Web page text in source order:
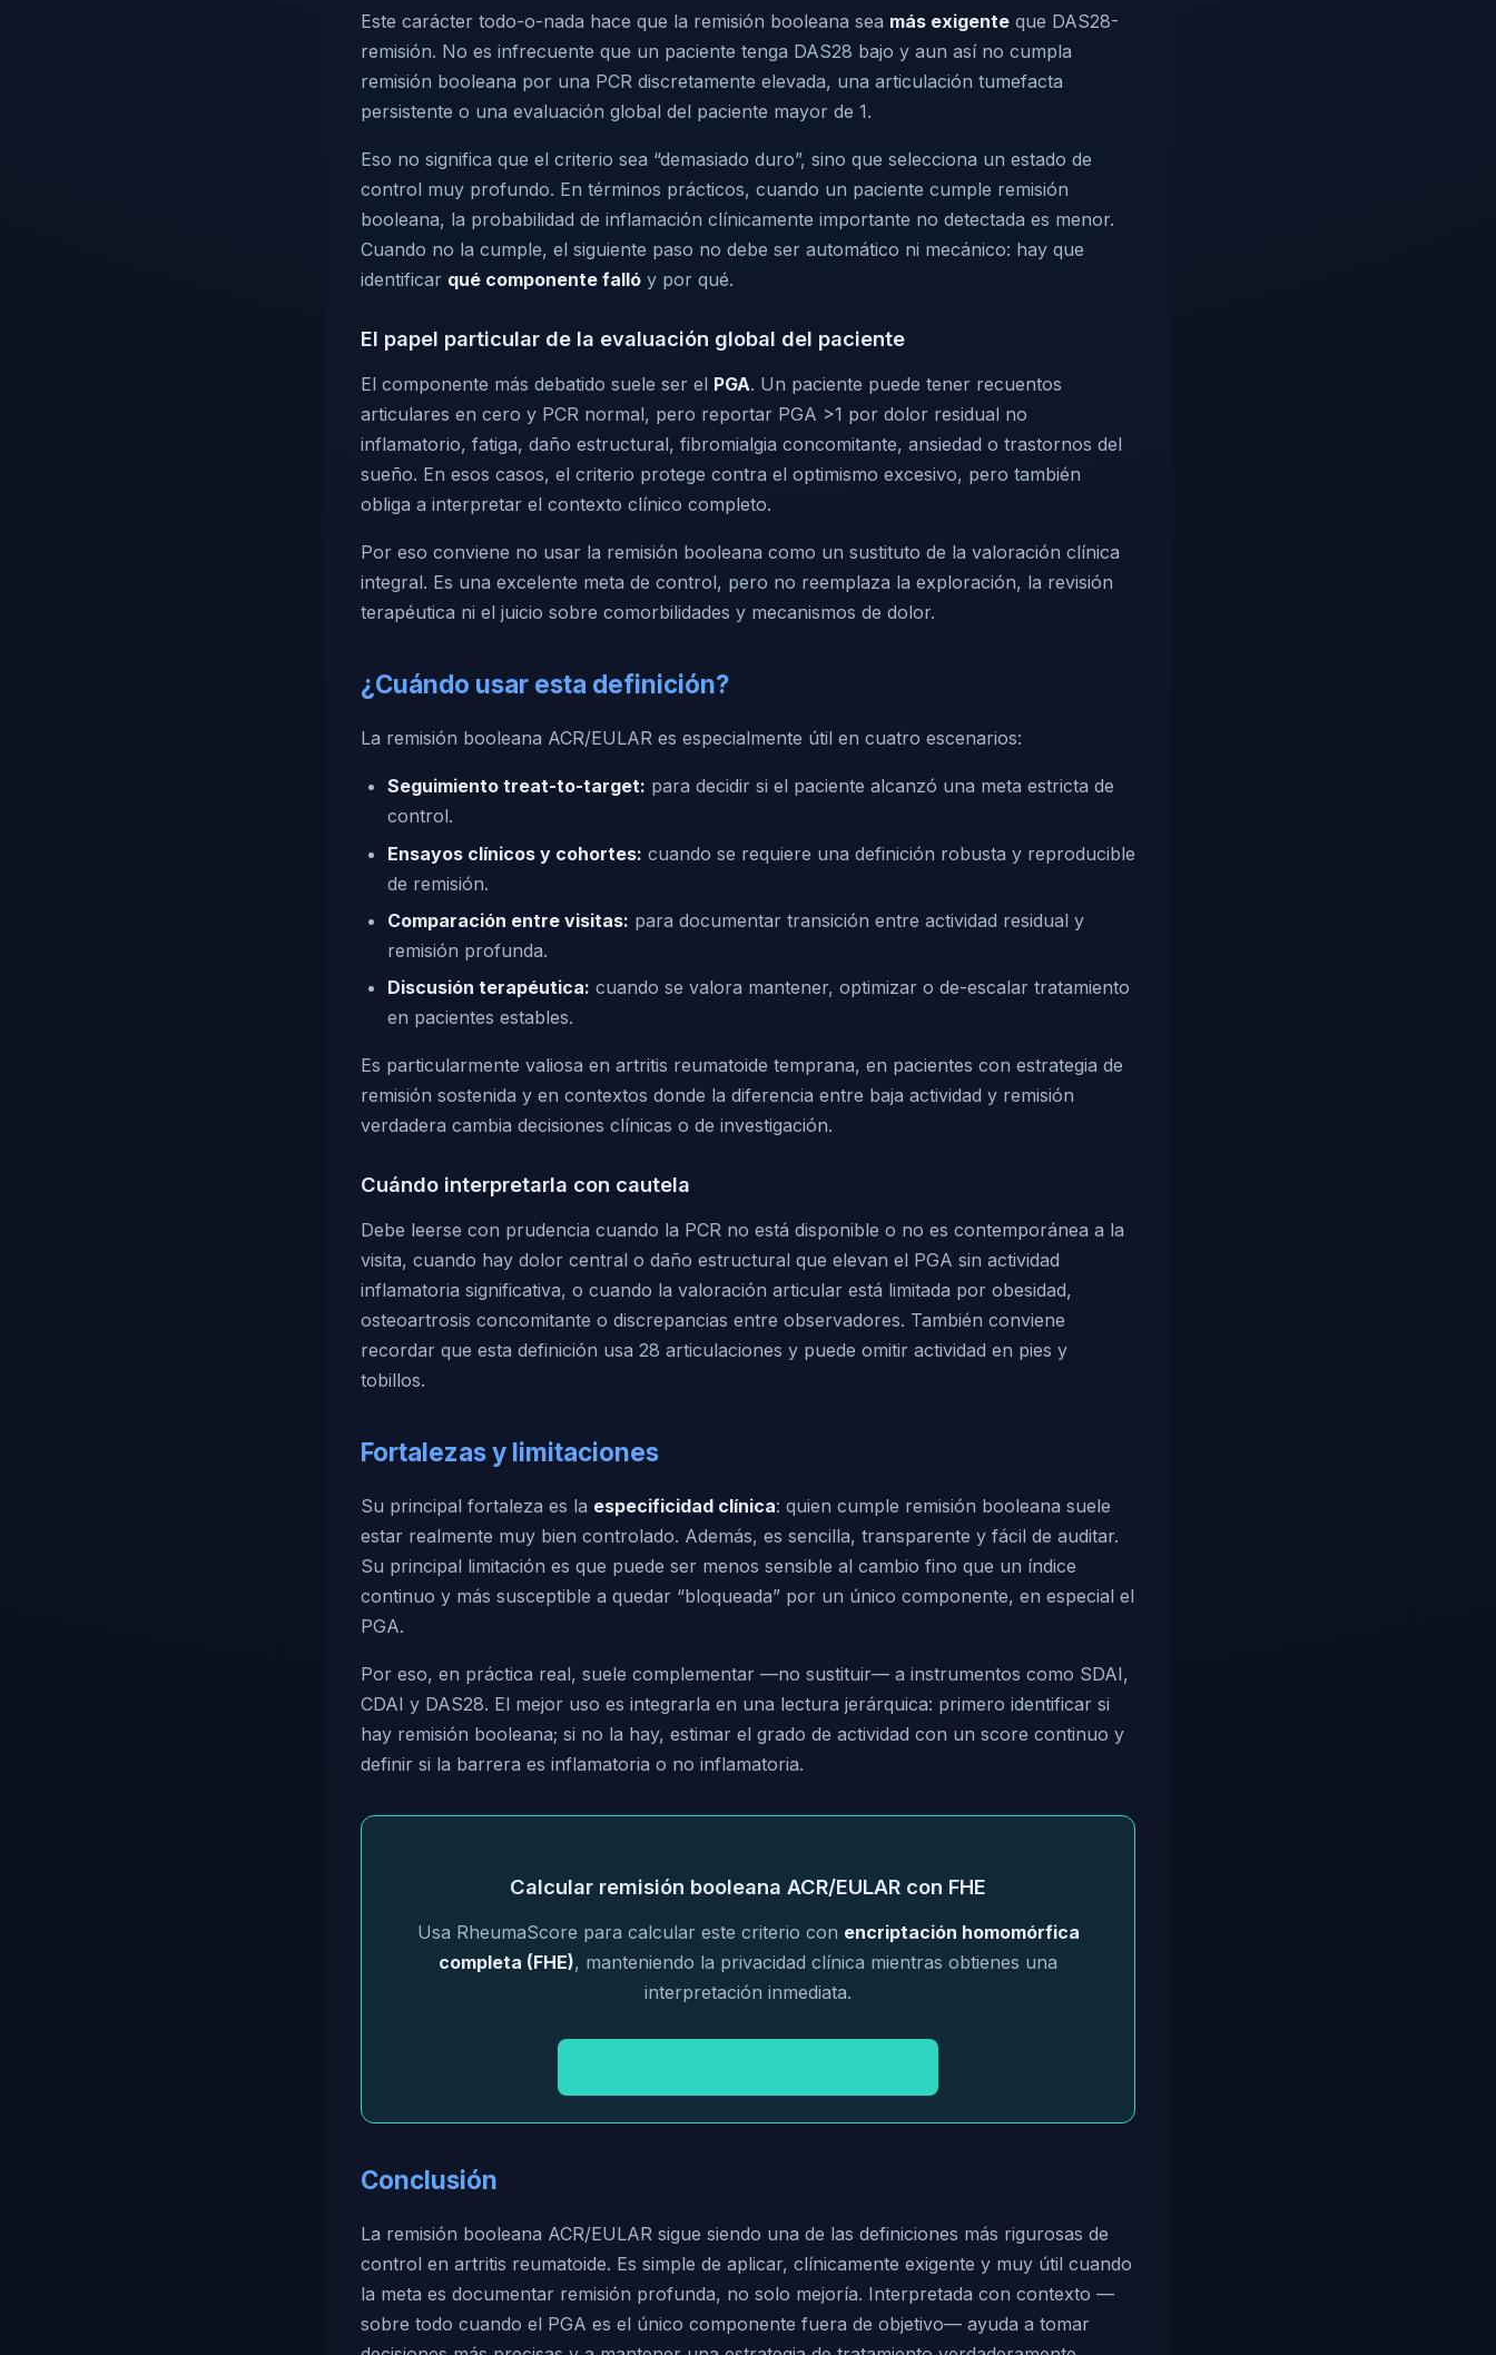
Este carácter todo-o-nada hace que la remisión booleana sea más exigente que DAS28-
remisión. No es infrecuente que un paciente tenga DAS28 bajo y aun así no cumpla
remisión booleana por una PCR discretamente elevada, una articulación tumefacta
persistente o una evaluación global del paciente mayor de 1.
Eso no significa que el criterio sea “demasiado duro”, sino que selecciona un estado de
control muy profundo. En términos prácticos, cuando un paciente cumple remisión
booleana, la probabilidad de inflamación clínicamente importante no detectada es menor.
Cuando no la cumple, el siguiente paso no debe ser automático ni mecánico: hay que
identificar qué componente falló y por qué.
El papel particular de la evaluación global del paciente
El componente más debatido suele ser el PGA. Un paciente puede tener recuentos
articulares en cero y PCR normal, pero reportar PGA >1 por dolor residual no
inflamatorio, fatiga, daño estructural, fibromialgia concomitante, ansiedad o trastornos del
sueño. En esos casos, el criterio protege contra el optimismo excesivo, pero también
obliga a interpretar el contexto clínico completo.
Por eso conviene no usar la remisión booleana como un sustituto de la valoración clínica
integral. Es una excelente meta de control, pero no reemplaza la exploración, la revisión
terapéutica ni el juicio sobre comorbilidades y mecanismos de dolor.
¿Cuándo usar esta definición?
La remisión booleana ACR/EULAR es especialmente útil en cuatro escenarios:
Seguimiento treat-to-target: para decidir si el paciente alcanzó una meta estricta de
control.
Ensayos clínicos y cohortes: cuando se requiere una definición robusta y reproducible
de remisión.
Comparación entre visitas: para documentar transición entre actividad residual y
remisión profunda.
Discusión terapéutica: cuando se valora mantener, optimizar o de-escalar tratamiento
en pacientes estables.
Es particularmente valiosa en artritis reumatoide temprana, en pacientes con estrategia de
remisión sostenida y en contextos donde la diferencia entre baja actividad y remisión
verdadera cambia decisiones clínicas o de investigación.
Cuándo interpretarla con cautela
Debe leerse con prudencia cuando la PCR no está disponible o no es contemporánea a la
visita, cuando hay dolor central o daño estructural que elevan el PGA sin actividad
inflamatoria significativa, o cuando la valoración articular está limitada por obesidad,
osteoartrosis concomitante o discrepancias entre observadores. También conviene
recordar que esta definición usa 28 articulaciones y puede omitir actividad en pies y
tobillos.
Fortalezas y limitaciones
Su principal fortaleza es la especificidad clínica: quien cumple remisión booleana suele
estar realmente muy bien controlado. Además, es sencilla, transparente y fácil de auditar.
Su principal limitación es que puede ser menos sensible al cambio fino que un índice
continuo y más susceptible a quedar “bloqueada” por un único componente, en especial el
PGA.
Por eso, en práctica real, suele complementar —no sustituir— a instrumentos como SDAI,
CDAI y DAS28. El mejor uso es integrarla en una lectura jerárquica: primero identificar si
hay remisión booleana; si no la hay, estimar el grado de actividad con un score continuo y
definir si la barrera es inflamatoria o no inflamatoria.
Calcular remisión booleana ACR/EULAR con FHE
Usa RheumaScore para calcular este criterio con encriptación homomórfica
completa (FHE), manteniendo la privacidad clínica mientras obtienes una
interpretación inmediata.
Conclusión
La remisión booleana ACR/EULAR sigue siendo una de las definiciones más rigurosas de
control en artritis reumatoide. Es simple de aplicar, clínicamente exigente y muy útil cuando
la meta es documentar remisión profunda, no solo mejoría. Interpretada con contexto —
sobre todo cuando el PGA es el único componente fuera de objetivo— ayuda a tomar